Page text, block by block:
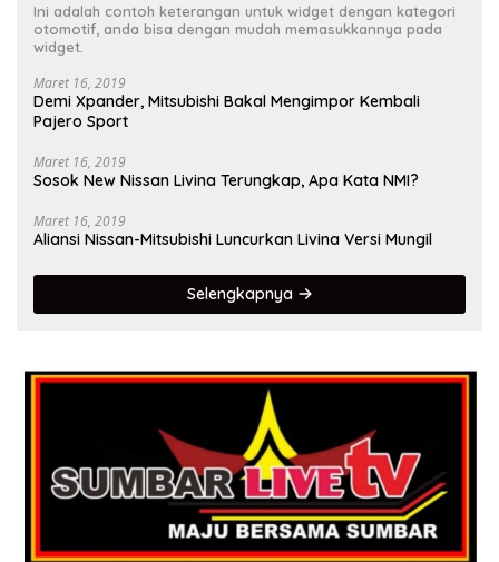
Ini adalah contoh keterangan untuk widget dengan kategori
otomotif, anda bisa dengan mudah memasukkannya pada
widget.
Maret 16, 2019
Demi Xpander, Mitsubishi Bakal Mengimpor Kembali
Pajero Sport
Maret 16, 2019
Sosok New Nissan Livina Terungkap, Apa Kata NMI?
Maret 16, 2019
Aliansi Nissan-Mitsubishi Luncurkan Livina Versi Mungil
Selengkapnya